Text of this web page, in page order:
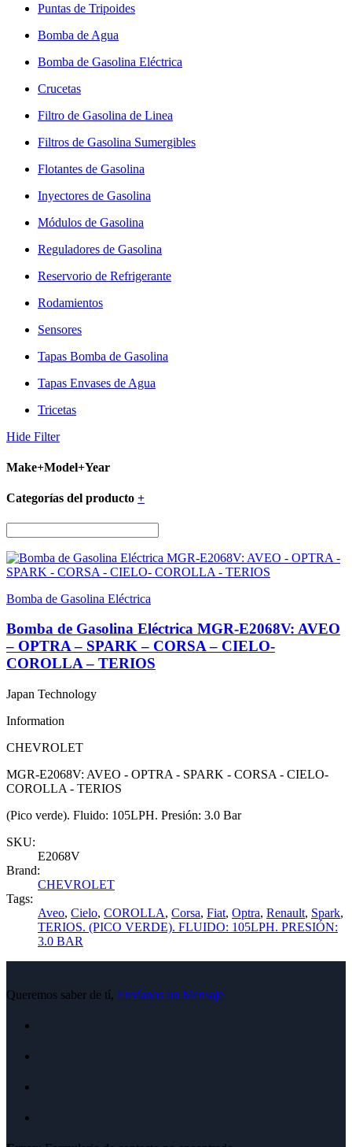
Puntas de Tripoides
Bomba de Agua
Bomba de Gasolina Eléctrica
Crucetas
Filtro de Gasolina de Linea
Filtros de Gasolina Sumergibles
Flotantes de Gasolina
Inyectores de Gasolina
Módulos de Gasolina
Reguladores de Gasolina
Reservorio de Refrigerante
Rodamientos
Sensores
Tapas Bomba de Gasolina
Tapas Envases de Agua
Tricetas
Hide Filter
Make+Model+Year
Categorías del producto +
Bomba de Gasolina Eléctrica
Bomba de Gasolina Eléctrica MGR-E2068V: AVEO
– OPTRA – SPARK – CORSA – CIELO-
COROLLA – TERIOS
Japan Technology
Information
CHEVROLET
MGR-E2068V: AVEO - OPTRA - SPARK - CORSA - CIELO-
COROLLA - TERIOS
(Pico verde). Fluido: 105LPH. Presión: 3.0 Bar
SKU:
E2068V
Brand:
CHEVROLET
Tags:
Aveo, Cielo, COROLLA, Corsa, Fiat, Optra, Renault, Spark,
TERIOS. (PICO VERDE). FLUIDO: 105LPH. PRESIÓN:
3.0 BAR
Queremos saber de tí, Envíanos un Mensaje